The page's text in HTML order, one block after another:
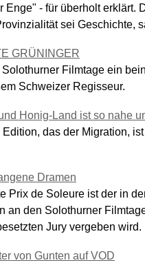
Enge" - für überholt erklärt.
sei Geschichte,
GRÜNINGER
Solothurner Filmtage ein
Schweizer Regisseur.
Honig-Land ist so nahe
das der Migration,
Dramen
Prix de Soleure ist der in
an den Solothurner
Jury vergeben wird.
von Gunten auf VOD